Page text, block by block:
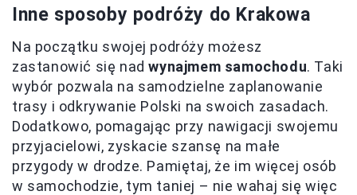
Inne sposoby podróży do Krakowa
Na początku swojej podróży możesz
zastanowić się nadwynajmem samochodu. Taki
wybór pozwala na samodzielne zaplanowanie
trasy i odkrywanie Polski na swoich zasadach.
Dodatkowo, pomagając przy nawigacji swojemu
przyjacielowi, zyskacie szansę na małe
przygody w drodze. Pamiętaj, że im więcej osób
w samochodzie, tym taniej – nie wahaj się więc